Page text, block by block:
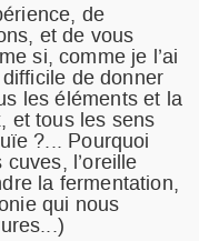
de
et de vous
si, comme je l’ai
de donner
les éléments et la
et tous les sens
?... Pourquoi
cuves, l’oreille
la fermentation,
qui nous